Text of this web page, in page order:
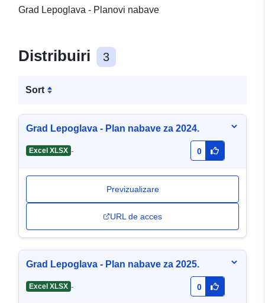
Grad Lepoglava - Planovi nabave
Distribuiri 3
Sort
Grad Lepoglava - Plan nabave za 2024.
Excel XLSX - 0
Previzualizare
URL de acces
Grad Lepoglava - Plan nabave za 2025.
Excel XLSX - 0